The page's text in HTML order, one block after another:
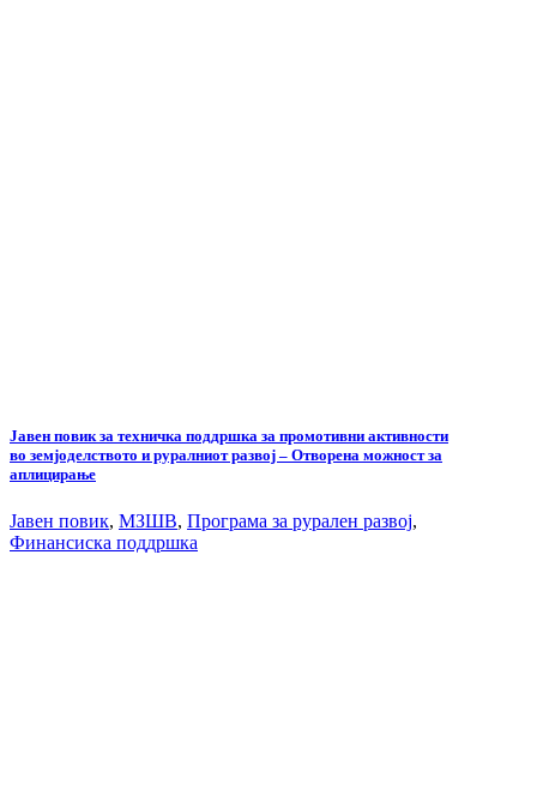
Јавен повик за техничка поддршка за промотивни активности
во земјоделството и руралниот развој – Отворена можност за
аплицирање
Јавен повик, МЗШВ, Програма за рурален развој,
Финансиска поддршка